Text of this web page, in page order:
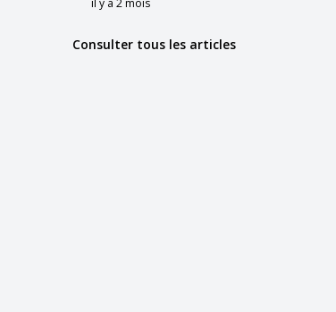
il y a 2 mois
Consulter tous les articles